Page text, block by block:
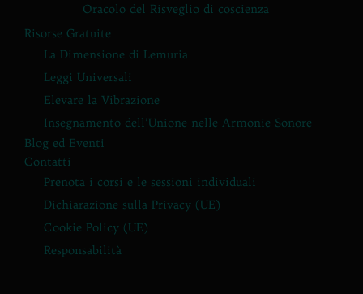
Oracolo del Risveglio di coscienza
Risorse Gratuite
La Dimensione di Lemuria
Leggi Universali
Elevare la Vibrazione
Insegnamento dell’Unione nelle Armonie Sonore
Blog ed Eventi
Contatti
Prenota i corsi e le sessioni individuali
Dichiarazione sulla Privacy (UE)
Cookie Policy (UE)
Responsabilità